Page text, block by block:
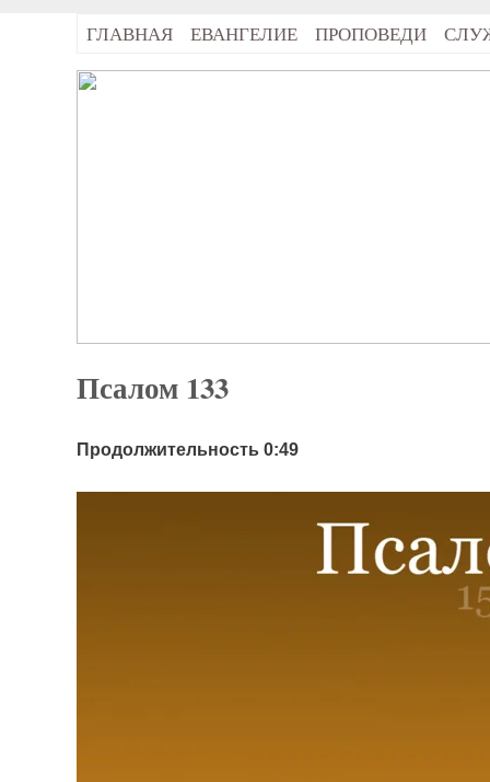
ГЛАВНАЯ ЕВАНГЕЛИЕ ПРОПОВЕДИ
Псалом 133
Продолжительность 0:49